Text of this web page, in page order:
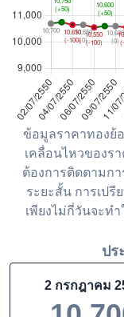
ข้อมูลราคาทองย้
เคลื่อนไหวของร
ต้องการติดตามกา
ระยะสั้น การเป
เพียงไม่กี่วันจะท
ปร
2 กรกฎาคม